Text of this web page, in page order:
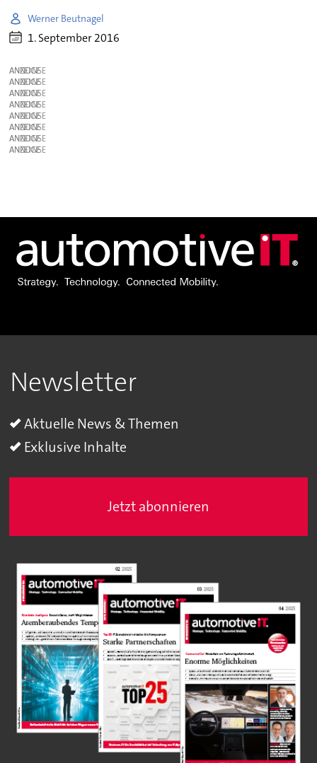
Werner Beutnagel
1. September 2016
ANZEIGE
ANZEIGE
ANZEIGE
ANZEIGE
ANZEIGE
ANZEIGE
ANZEIGE
ANZEIGE
Newsletter
Aktuelle News & Themen
Exklusive Inhalte
Jetzt abonnieren